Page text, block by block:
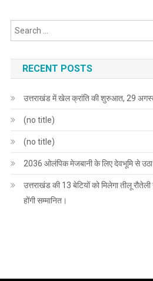
RECENT POSTS
उत्तराखंड में खेल क्रांति की शुरुआत, 29
(no title)
(no title)
2036 ओलंपिक मेजबानी के लिए देवभूमि से उठा
उत्तराखंड की 13 बेटियों को मिलेगा तीलू
होंगी सम्मानित।